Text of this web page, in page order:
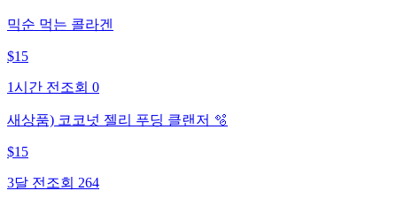
믹순 먹는 콜라겐
$15
1시간 전 조회 0
새상품) 코코넛 젤리 푸딩 클랜저 🫧
$15
3달 전 조회 264